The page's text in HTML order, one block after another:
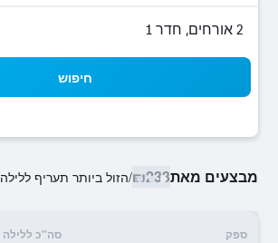
2 אורחים, חדר 1
חיפוש
מבצעים מאת₪233
/הזול ביותר תעריף ללילה
ספק סה"כ ללילה